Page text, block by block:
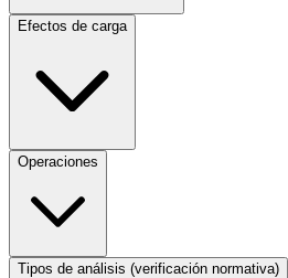
Efectos de carga
Operaciones
Tipos de análisis (verificación normativa)